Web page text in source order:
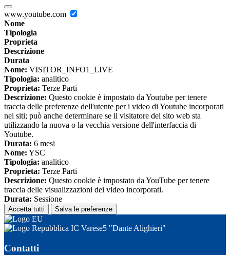
www.youtube.com
Nome
Tipologia
Proprieta
Descrizione
Durata
Nome: VISITOR_INFO1_LIVE
Tipologia: analitico
Proprieta: Terze Parti
Descrizione: Questo cookie è impostato da Youtube per tenere
traccia delle preferenze dell'utente per i video di Youtube incorporati
nei siti; può anche determinare se il visitatore del sito web sta
utilizzando la nuova o la vecchia versione dell'interfaccia di
Youtube.
Durata: 6 mesi
Nome: YSC
Tipologia: analitico
Proprieta: Terze Parti
Descrizione: Questo cookie è impostato da YouTube per tenere
traccia delle visualizzazioni dei video incorporati.
Durata: Sessione
Accetta tutti Salva le preferenze
IC Varese5 "Dante Alighieri"
Contatti